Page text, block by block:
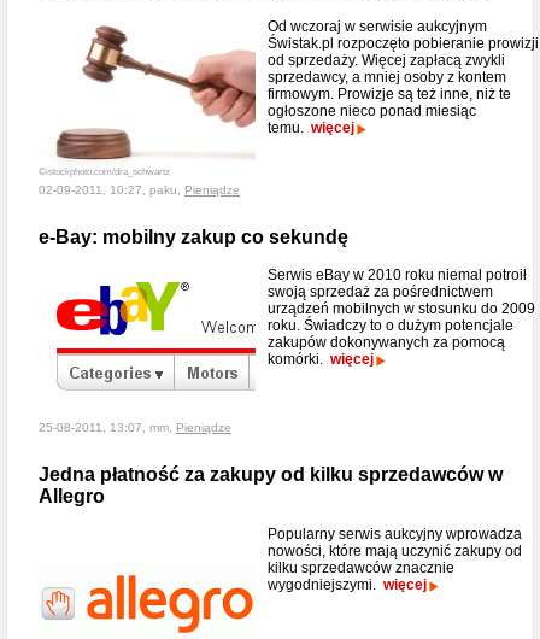
©istockphoto.com/dra_schwartz
Od wczoraj w serwisie aukcyjnym
Świstak.pl rozpoczęto pobieranie prowizji
od sprzedaży. Więcej zapłacą zwykli
sprzedawcy, a mniej osoby z kontem
firmowym. Prowizje są też inne, niż te
ogłoszone nieco ponad miesiąc
temu. więcej
02-09-2011, 10:27, paku, Pieniądze
e-Bay: mobilny zakup co sekundę
Serwis eBay w 2010 roku niemal potroił
swoją sprzedaż za pośrednictwem
urządzeń mobilnych w stosunku do 2009
roku. Świadczy to o dużym potencjale
zakupów dokonywanych za pomocą
komórki. więcej
25-08-2011, 13:07, mm, Pieniądze
Jedna płatność za zakupy od kilku sprzedawców w
Allegro
Popularny serwis aukcyjny wprowadza
nowości, które mają uczynić zakupy od
kilku sprzedawców znacznie
wygodniejszymi. więcej